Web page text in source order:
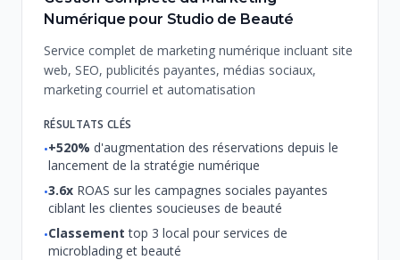
Numérique pour Studio de Beauté
Service complet de marketing numérique incluant site
web, SEO, publicités payantes, médias sociaux,
marketing courriel et automatisation
RÉSULTATS CLÉS
•+520% d'augmentation des réservations depuis le
lancement de la stratégie numérique
•3.6x ROAS sur les campagnes sociales payantes
ciblant les clientes soucieuses de beauté
•Classement top 3 local pour services de
microblading et beauté